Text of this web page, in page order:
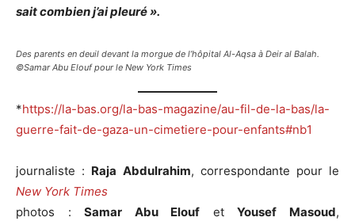
sait combien j’ai pleuré ».
Des parents en deuil devant la morgue de l’hôpital Al-Aqsa à Deir al Balah.
©Samar Abu Elouf pour le New York Times
*https://la-bas.org/la-bas-magazine/au-fil-de-la-bas/la-
guerre-fait-de-gaza-un-cimetiere-pour-enfants#nb1
journaliste : Raja Abdulrahim, correspondante pour le
New York Times
photos :Samar Abu Elouf etYousef Masoud,